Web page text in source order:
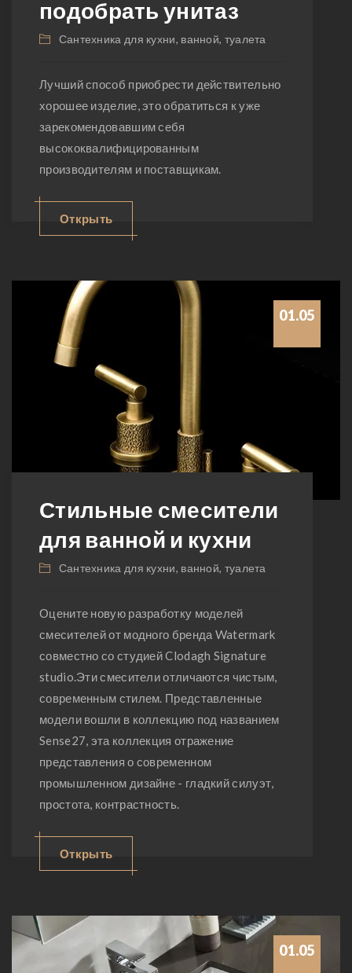
подобрать унитаз
Сантехника для кухни, ванной, туалета
Лучший способ приобрести действительно
хорошее изделие, это обратиться к уже
зарекомендовавшим себя
высококвалифицированным
производителям и поставщикам.
Открыть
01.05
Стильные смесители
для ванной и кухни
Сантехника для кухни, ванной, туалета
Оцените новую разработку моделей
смесителей от модного бренда Watermark
совместно со студией Clodagh Signature
studio.Эти смесители отличаются чистым,
современным стилем. Представленные
модели вошли в коллекцию под названием
Sense27, эта коллекция отражение
представления о современном
промышленном дизайне - гладкий силуэт,
простота, контрастность.
Открыть
01.05